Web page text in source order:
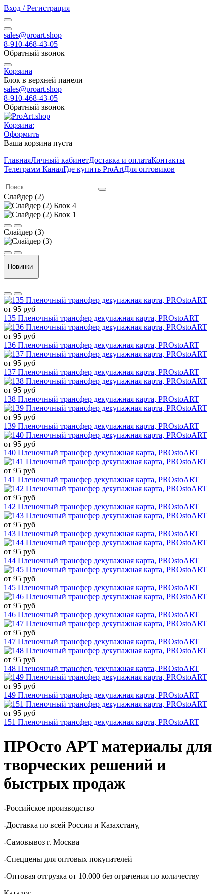
Вход / Регистрация
sales@proart.shop
8-910-468-43-05
Обратный звонок
Корзина
Блок в верхней панели
sales@proart.shop
8-910-468-43-05
Обратный звонок
Корзина:
Оформить
Ваша корзина пуста
ГлавнаяЛичный кабинетДоставка и оплатаКонтакты
Телеграмм КаналГде купить ProArtДля оптовиков
Слайдер (2)
Слайдер (3)
Новинки
от 95 руб
135 Пленочный трансфер декупажная карта, PROstoART
от 95 руб
136 Пленочный трансфер декупажная карта, PROstoART
от 95 руб
137 Пленочный трансфер декупажная карта, PROstoART
от 95 руб
138 Пленочный трансфер декупажная карта, PROstoART
от 95 руб
139 Пленочный трансфер декупажная карта, PROstoART
от 95 руб
140 Пленочный трансфер декупажная карта, PROstoART
от 95 руб
141 Пленочный трансфер декупажная карта, PROstoART
от 95 руб
142 Пленочный трансфер декупажная карта, PROstoART
от 95 руб
143 Пленочный трансфер декупажная карта, PROstoART
от 95 руб
144 Пленочный трансфер декупажная карта, PROstoART
от 95 руб
145 Пленочный трансфер декупажная карта, PROstoART
от 95 руб
146 Пленочный трансфер декупажная карта, PROstoART
от 95 руб
147 Пленочный трансфер декупажная карта, PROstoART
от 95 руб
148 Пленочный трансфер декупажная карта, PROstoART
от 95 руб
149 Пленочный трансфер декупажная карта, PROstoART
от 95 руб
151 Пленочный трансфер декупажная карта, PROstoART
ПРОсто АРТ материалы для
творческих решений и
быстрых продаж
-Российское производство
-Доставка по всей России и Казахстану,
-Самовывоз г. Москва
-Спеццены для оптовых покупателей
-Оптовая отгрузка от 10.000 без ограчения по количеству